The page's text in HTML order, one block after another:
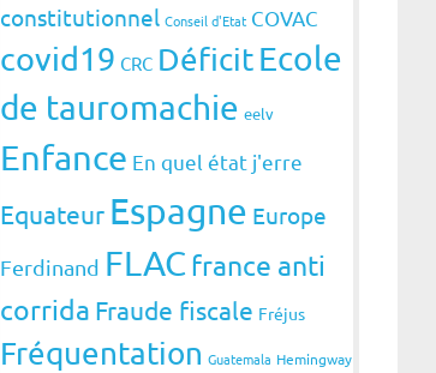
constitutionnel Conseil d'Etat COVAC
covid19 CRC DéficitEcole
de tauromachie eelv
Enfance En quel état j'erre
Equateur Espagne Europe
Ferdinand FLAC france anti
corrida Fraude fiscale Fréjus
Fréquentation Guatemala Hemingway